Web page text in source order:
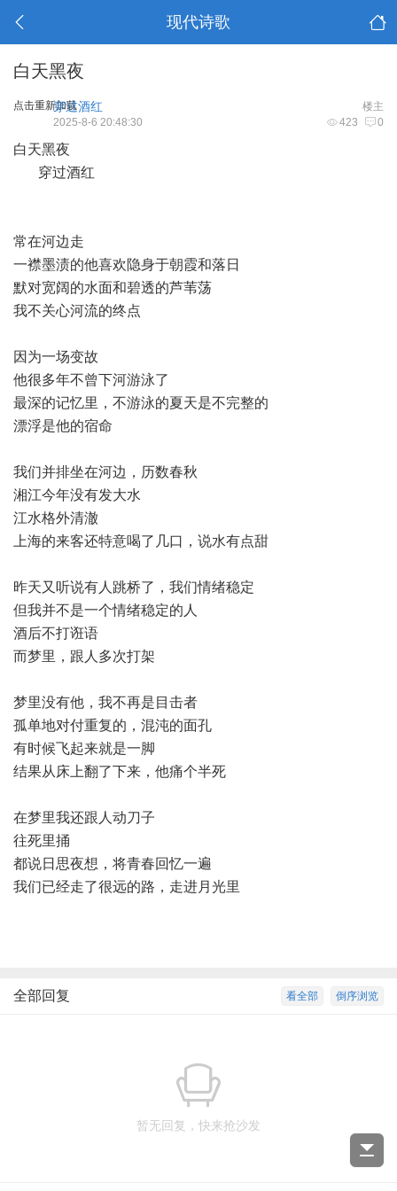
现代诗歌
白天黑夜
点击重新加载 楼主
穿过酒红
423 0
2025-8-6 20:48:30
白天黑夜
穿过酒红
常在河边走
一襟墨渍的他喜欢隐身于朝霞和落日
默对宽阔的水面和碧透的芦苇荡
我不关心河流的终点
因为一场变故
他很多年不曾下河游泳了
最深的记忆里，不游泳的夏天是不完整的
漂浮是他的宿命
我们并排坐在河边，历数春秋
湘江今年没有发大水
江水格外清澈
上海的来客还特意喝了几口，说水有点甜
昨天又听说有人跳桥了，我们情绪稳定
但我并不是一个情绪稳定的人
酒后不打诳语
而梦里，跟人多次打架
梦里没有他，我不再是目击者
孤单地对付重复的，混沌的面孔
有时候飞起来就是一脚
结果从床上翻了下来，他痛个半死
在梦里我还跟人动刀子
往死里捅
都说日思夜想，将青春回忆一遍
我们已经走了很远的路，走进月光里
倒序浏览
看全部
全部回复
暂无回复，快来抢沙发